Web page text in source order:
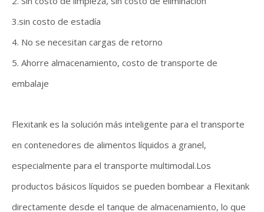
3.sin costo de estadía
4. No se necesitan cargas de retorno
5. Ahorre almacenamiento, costo de transporte de
embalaje
Flexitank es la solución más inteligente para el transporte
en contenedores de alimentos líquidos a granel,
especialmente para el transporte multimodal.Los
productos básicos líquidos se pueden bombear a Flexitank
directamente desde el tanque de almacenamiento, lo que